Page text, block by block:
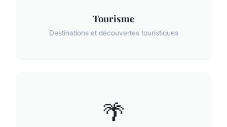
Tourisme
Destinations et découvertes touristiques
🌴